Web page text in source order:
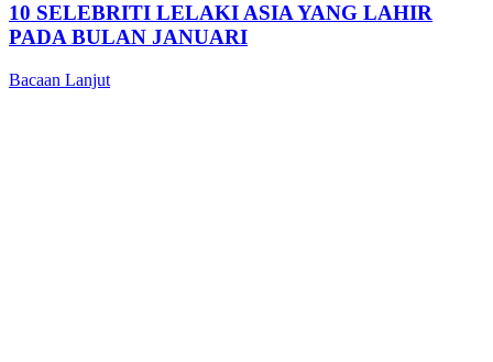
10 SELEBRITI LELAKI ASIA YANG LAHIR
PADA BULAN JANUARI
Bacaan Lanjut